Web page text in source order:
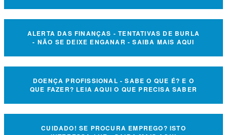
ALERTA DAS FINANÇAS - TENTATIVAS DE BURLA
- NÃO SE DEIXE ENGANAR - SAIBA MAIS AQUI
DOENÇA PROFISSIONAL - SABE O QUE É? E O
QUE FAZER? LEIA AQUI O QUE PRECISA SABER
CUIDADO! SE PROCURA EMPREGO? ISTO